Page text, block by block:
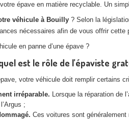
épave en matière recyclable. Un
véhicule à Bouilly ? Selon la
nécessaires afin de vous offrir cette
en panne d’une épave ?
est le rôle de l’épaviste
votre véhicule doit remplir certains
irréparable. Lorsque la réparation de
;
Ces voitures sont